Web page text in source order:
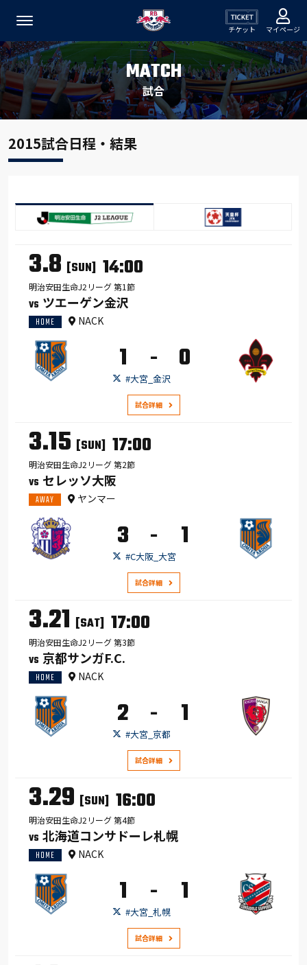
チケット マイページ
MATCH
試合
2015試合日程・結果
3.8 [SUN] 14:00
明治安田生命J2リーグ 第1節
VS ツエーゲン金沢
HOME NACK
1 - 0
#大宮_金沢
試合詳細
3.15 [SUN] 17:00
明治安田生命J2リーグ 第2節
VS セレッソ大阪
AWAY ヤンマー
3 - 1
#C大阪_大宮
試合詳細
3.21 [SAT] 17:00
明治安田生命J2リーグ 第3節
VS 京都サンガF.C.
HOME NACK
2 - 1
#大宮_京都
試合詳細
3.29 [SUN] 16:00
明治安田生命J2リーグ 第4節
VS 北海道コンサドーレ札幌
HOME NACK
1 - 1
#大宮_札幌
試合詳細